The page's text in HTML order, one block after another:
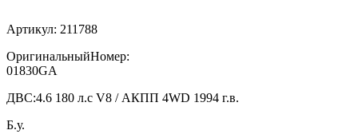
Артикул: 211788
ОригинальныйНомер:
01830GA
ДВС:4.6 180 л.с V8 / АКПП 4WD 1994 г.в.
Б.у.